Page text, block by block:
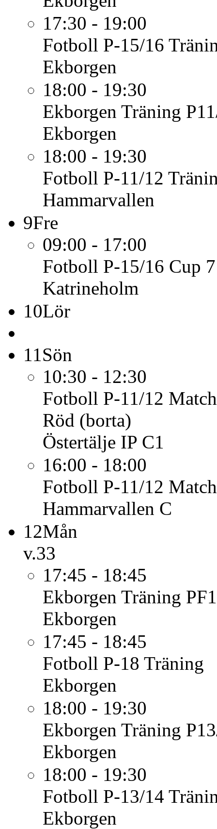
17:30 - 19:00
Fotboll P-15/16
Ekborgen
18:00 - 19:30
Ekborgen Träning
Ekborgen
18:00 - 19:30
Fotboll P-11/12
Hammarvallen
9Fre
09:00 - 17:00
Fotboll P-15/16 Cup
Katrineholm
10Lör
11Sön
10:30 - 12:30
Fotboll P-11/12
Röd (borta)
Östertälje IP C1
16:00 - 18:00
Fotboll P-11/12
Hammarvallen C
12Mån
v.33
17:45 - 18:45
Ekborgen Träning
Ekborgen
17:45 - 18:45
Fotboll P-18 Träning
Ekborgen
18:00 - 19:30
Ekborgen Träning
Ekborgen
18:00 - 19:30
Fotboll P-13/14
Ekborgen